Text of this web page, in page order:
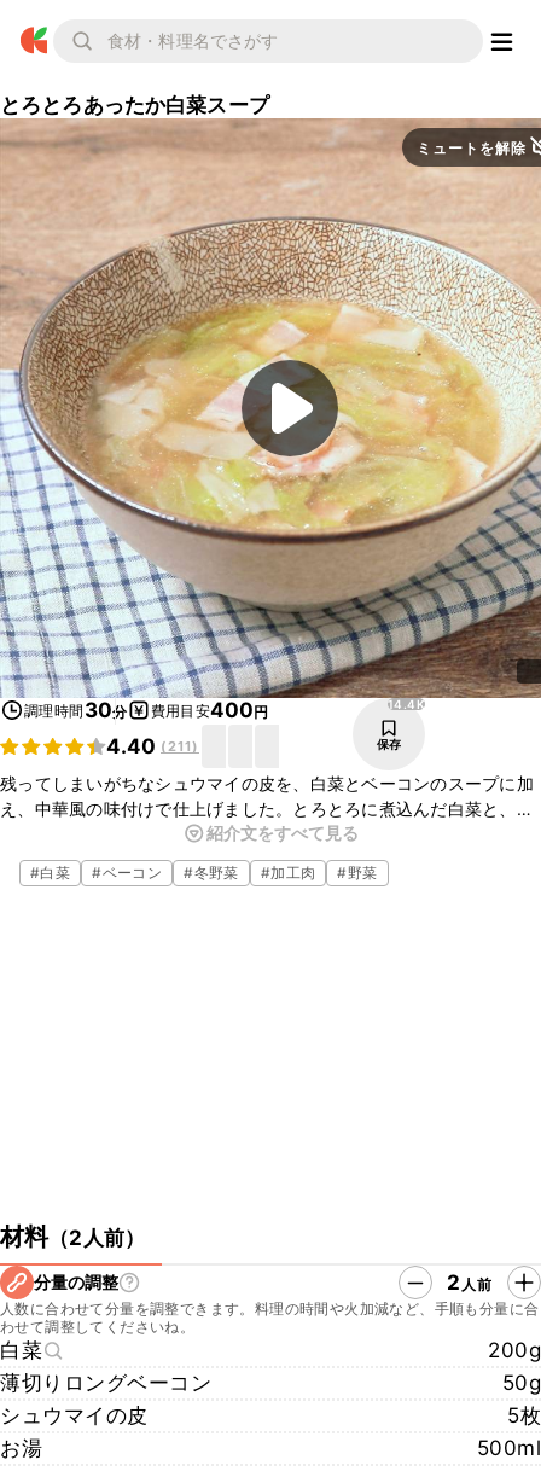
とろとろあったか白菜スープ
ミュートを解除
調理時間 30分 費用目安400円
4.40 (211)
14.4K
保存
残ってしまいがちなシュウマイの皮を、白菜とベーコンのスープに加
え、中華風の味付けで仕上げました。とろとろに煮込んだ白菜と、
シュウマイの皮のつるっとした食感がとてもおいしいですよ。作り方
も簡単ですので、ぜひ作ってみてくださいね。
紹介文をすべて見る
#白菜 #ベーコン #冬野菜 #加工肉 #野菜
材料（2人前）
分量の調整 2 人前
人数に合わせて分量を調整できます。料理の時間や火加減など、手順も分量に合
わせて調整してくださいね。
白菜
200g
薄切りロングベーコン
50g
シュウマイの皮
5枚
お湯
500ml